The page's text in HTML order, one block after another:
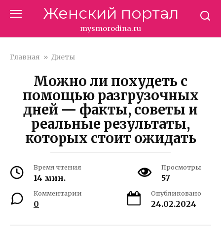
Женский портал
mysmorodina.ru
Главная » Диеты
Можно ли похудеть с
помощью разгрузочных
дней — факты, советы и
реальные результаты,
которых стоит ожидать
Время чтения
14 мин.
Просмотры
57
Комментарии
0
Опубликовано
24.02.2024